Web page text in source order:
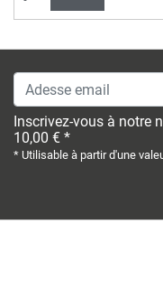
Adesse email
Inscrivez-vous à notre
10,00 € *
* Utilisable à partir d'une